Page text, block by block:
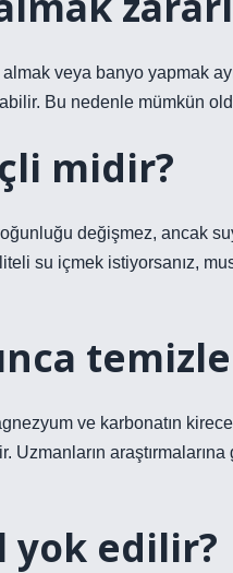
veya banyo yapmak
Bu nedenle mümkün
midir?
değişmez, ancak
su içmek istiyorsanız,
ve karbonatın
yok edilir?